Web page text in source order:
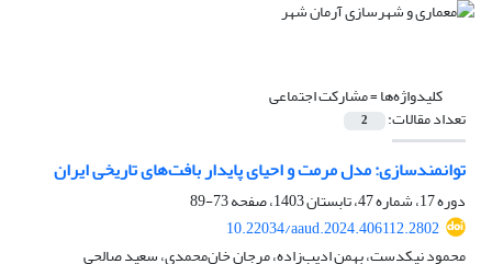
کلیدواژه‌ها =مشارکت اجتماعی
تعداد مقالات: 2
توانمندسازی: مدل مرمت و احیای پایدار بافت‌های تاریخی ایران
دوره 17، شماره 47، تابستان 1403، صفحه
73-89
10.22034/aaud.2024.406112.2802
محمود نیکدست، بهمن ادیب‌زاده، مرجان خان‌محمدی، سعید صالحی